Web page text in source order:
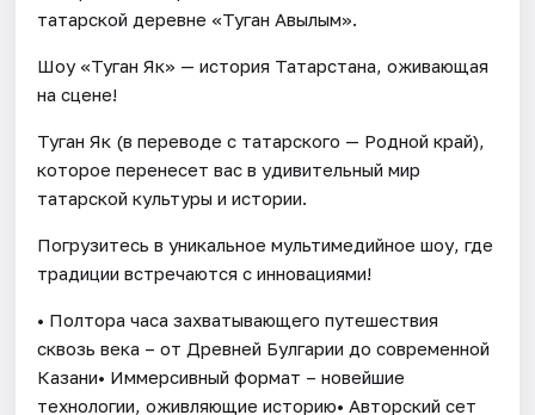
татарской деревне «Туган Авылым».
Шоу «Туган Як» — история Татарстана, оживающая
на сцене!
Туган Як (в переводе с татарского — Родной край),
которое перенесет вас в удивительный мир
татарской культуры и истории.
Погрузитесь в уникальное мультимедийное шоу, где
традиции встречаются с инновациями!
• Полтора часа захватывающего путешествия
сквозь века – от Древней Булгарии до современной
Казани• Иммерсивный формат – новейшие
технологии, оживляющие историю• Авторский сет